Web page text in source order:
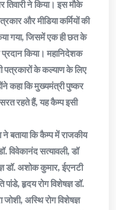
ने किया। इस मौके
और मीडिया कर्मियों की
गया, जिसमें एक ही छत के
प्रदान किया। महानिदेशक
पत्रकारों के कल्याण के लिए
कहा कि मुख्यमंत्री पुष्कर
रहते हैं, यह कैम्प इसी
ने बताया कि कैम्प में राजकीय
विवेकानंद सत्यावली, डॉ
डॉ. अशोक कुमार, ईएनटी
पांडे, हृदय रोग विशेषज्ञ डॉ.
जोशी, अस्थि रोग विशेषज्ञ